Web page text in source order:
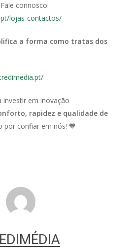
connosco:
lojas-contactos/
a forma como tratas dos
investir em inovação
rapidez e qualidade de
por confiar em nós! 💙